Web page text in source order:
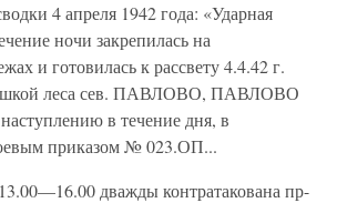
4 апреля 1942 года: «Ударная
ночи закрепилась на
и готовилась к рассвету 4.4.42 г.
леса сев. ПАВЛОВО, ПАВЛОВО
в течение дня, в
приказом № 023.ОП...
дважды контратакована пр-